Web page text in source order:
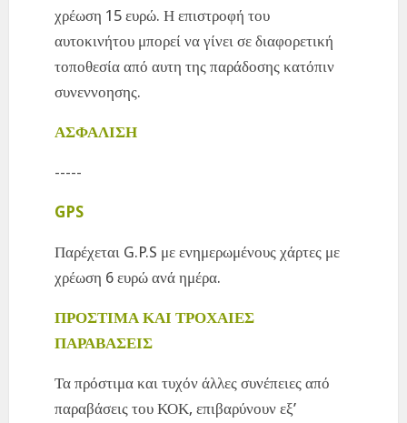
χρέωση 15 ευρώ. Η επιστροφή του
αυτοκινήτου μπορεί να γίνει σε διαφορετική
τοποθεσία από αυτη της παράδοσης κατόπιν
συνεννοησης.
ΑΣΦΑΛΙΣΗ
-----
GPS
Παρέχεται G.P.S με ενημερωμένους χάρτες με
χρέωση 6 ευρώ ανά ημέρα.
ΠΡΟΣΤΙΜΑ ΚΑΙ ΤΡΟΧΑΙΕΣ
ΠΑΡΑΒΑΣΕΙΣ
Τα πρόστιμα και τυχόν άλλες συνέπειες από
παραβάσεις του ΚΟΚ, επιβαρύνουν εξ’